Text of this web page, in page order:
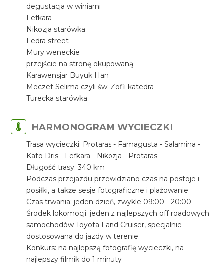
degustacja w winiarni
Lefkara
Nikozja starówka
Ledra street
Mury weneckie
przejście na stronę okupowaną
Karawensjar Buyuk Han
Meczet Selima czyli św. Zofii katedra
Turecka starówka
HARMONOGRAM WYCIECZKI
Trasa wycieczki: Protaras - Famagusta - Salamina -
Kato Dris - Lefkara - Nikozja - Protaras
Długość trasy: 340 km
Podczas przejazdu przewidziano czas na postoje i
posiłki, a także sesje fotograficzne i plażowanie
Czas trwania: jeden dzień, zwykle 09:00 - 20:00
Środek lokomocji: jeden z najlepszych off roadowych
samochodów Toyota Land Cruiser, specjalnie
dostosowana do jazdy w terenie.
Konkurs: na najlepszą fotografię wycieczki, na
najlepszy filmik do 1 minuty